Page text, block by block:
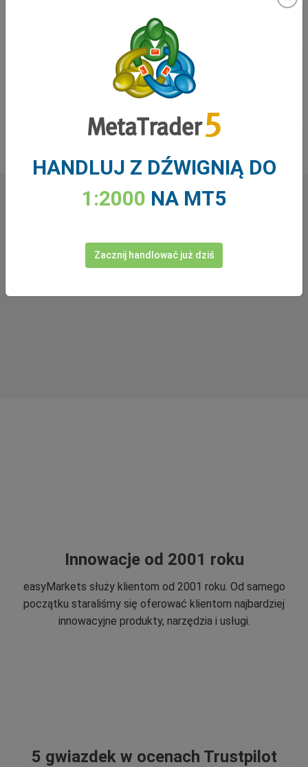
dają sygnał przed zmianą trendu, podczas gdy wskaźniki
opóźniające po prostu potwierdzają trwające trendy. Wskaźniki
wyprzedzające mogą dawać fałszywe sygnały, ponieważ
pojawiają się na wczesnym etapie, podczas gdy wskaźniki
opóźniające mogą dawać sygnały późne, dlatego na ogół zaleca
się obserwowanie jednego wskaźnika wyprzedzającego w
połączeniu ze wskaźnikiem opóźniającym. Listę tych
wskaźników można znaleźć w Centrum Nauki easyMarkets.
Innowacje od 2001 roku
easyMarkets służy klientom od 2001 roku. Od samego
początku staraliśmy się oferować klientom najbardziej
innowacyjne produkty, narzędzia i usługi.
5 gwiazdek w ocenach Trustpilot
HANDLUJ Z DŹWIGNIĄ DO
1:2000 NA MT5
Zacznij handlować już dziś